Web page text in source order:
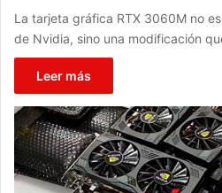
La tarjeta gráfica RTX 3060M no
de Nvidia, sino una modificación
Leer más